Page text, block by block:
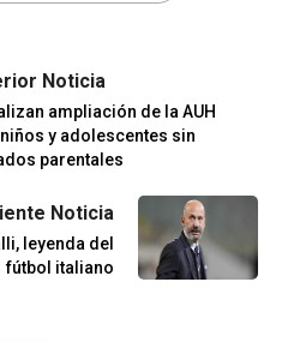
Noticia
ampliación de la AUH
y adolescentes sin
parentales
Noticia
leyenda del
fútbol italiano